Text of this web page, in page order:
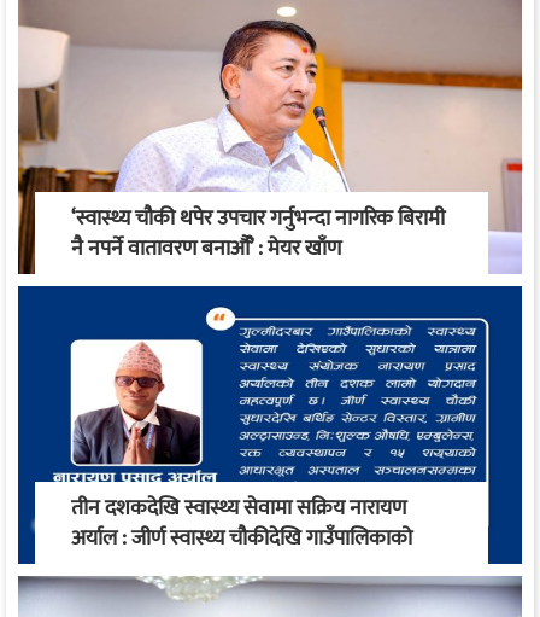
‘स्वास्थ्य चौकी थपेर उपचार गर्नुभन्दा नागरिक बिरामी
नै नपर्ने वातावरण बनाऔँ’ : मेयर खाँण
तीन दशकदेखि स्वास्थ्य सेवामा सक्रिय नारायण
अर्याल : जीर्ण स्वास्थ्य चौकीदेखि गाउँपालिकाको
स्वास्थ्य रूपान्तरण सम्म